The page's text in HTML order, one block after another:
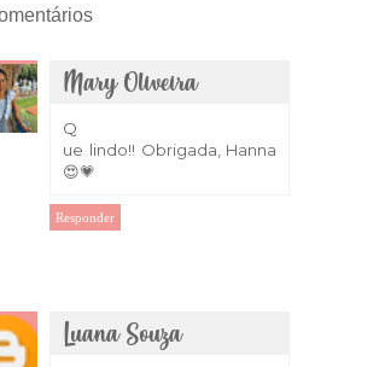
Mary Oliveira
Q
ue lindo!! Obrigada, Hanna
😍💗
Responder
Luana Souza